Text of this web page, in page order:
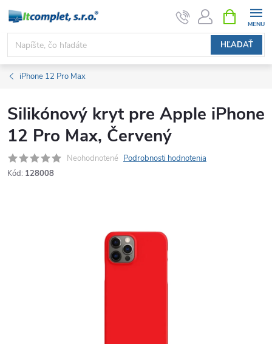
Prejsť
obsah
HĽADAŤ
KOŠÍK
iPhone 12 Pro Max
Silikónový kryt pre Apple iPhone
12 Pro Max, Červený
Neohodnotené Podrobnosti hodnotenia
Kód: 128008